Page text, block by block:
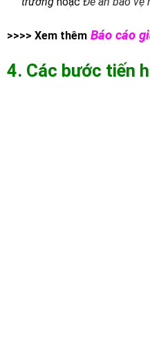
>>>> Xem thêmBáo cáo
4. Các bước tiến